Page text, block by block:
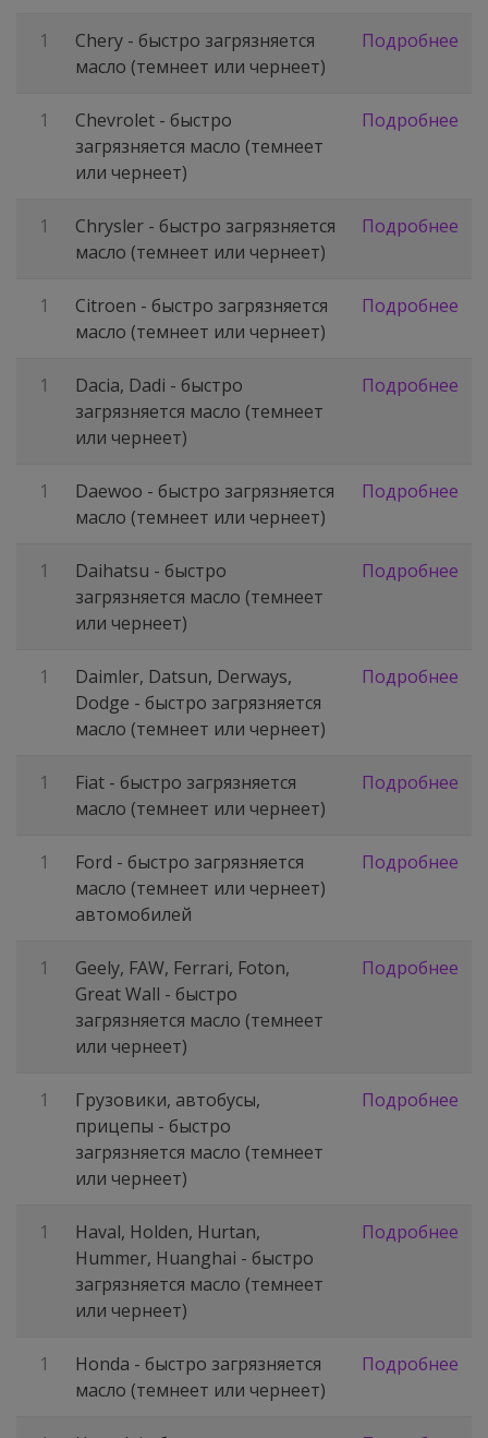
1
Chery - быстро загрязняется
масло (темнеет или чернеет)
Подробнее
1
Chevrolet - быстро
загрязняется масло (темнеет
или чернеет)
Подробнее
1
Chrysler - быстро загрязняется
масло (темнеет или чернеет)
Подробнее
1
Citroen - быстро загрязняется
масло (темнеет или чернеет)
Подробнее
1
Dacia, Dadi - быстро
загрязняется масло (темнеет
или чернеет)
Подробнее
1
Daewoo - быстро загрязняется
масло (темнеет или чернеет)
Подробнее
1
Daihatsu - быстро
загрязняется масло (темнеет
или чернеет)
Подробнее
1
Daimler, Datsun, Derways,
Dodge - быстро загрязняется
масло (темнеет или чернеет)
Подробнее
1
Fiat - быстро загрязняется
масло (темнеет или чернеет)
Подробнее
1
Ford - быстро загрязняется
масло (темнеет или чернеет)
автомобилей
Подробнее
1
Geely, FAW, Ferrari, Foton,
Great Wall - быстро
загрязняется масло (темнеет
или чернеет)
Подробнее
1
Грузовики, автобусы,
прицепы - быстро
загрязняется масло (темнеет
или чернеет)
Подробнее
1
Haval, Holden, Hurtan,
Hummer, Huanghai - быстро
загрязняется масло (темнеет
или чернеет)
Подробнее
1
Honda - быстро загрязняется
масло (темнеет или чернеет)
Подробнее